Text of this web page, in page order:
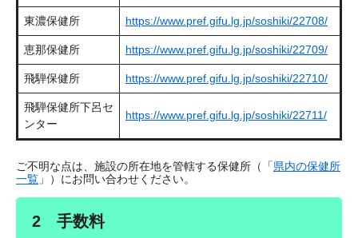
東濃保健所 https://www.pref.gifu.lg.jp/soshiki/22708/
恵那保健所 https://www.pref.gifu.lg.jp/soshiki/22709/
飛騨保健所 https://www.pref.gifu.lg.jp/soshiki/22710/
飛騨保健所下呂セ
ンター
https://www.pref.gifu.lg.jp/soshiki/22711/
ご不明な点は、施設の所在地を管轄する保健所（「県内の保健所
一覧 」）にお問い合わせください。
2 手数料